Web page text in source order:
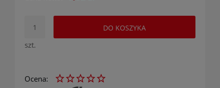
szt.
DO KOSZYKA
Ocena: